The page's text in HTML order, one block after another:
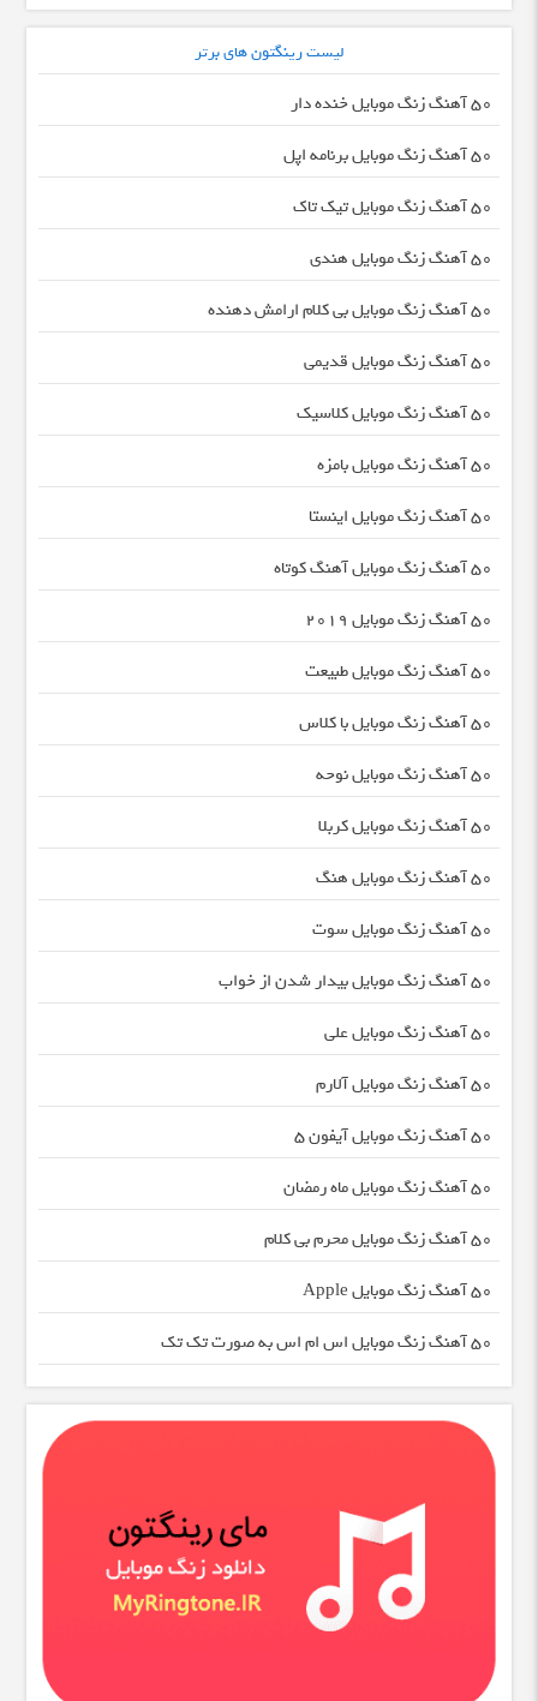
لیست رینگتون های برتر
50 آهنگ زنگ موبایل خنده دار
50 آهنگ زنگ موبایل برنامه اپل
50 آهنگ زنگ موبایل تیک تاک
50 آهنگ زنگ موبایل هندی
50 آهنگ زنگ موبایل بی کلام ارامش دهنده
50 آهنگ زنگ موبایل قدیمی
50 آهنگ زنگ موبایل کلاسیک
50 آهنگ زنگ موبایل بامزه
50 آهنگ زنگ موبایل اینستا
50 آهنگ زنگ موبایل آهنگ کوتاه
50 آهنگ زنگ موبایل 2019
50 آهنگ زنگ موبایل طبیعت
50 آهنگ زنگ موبایل با کلاس
50 آهنگ زنگ موبایل نوحه
50 آهنگ زنگ موبایل کربلا
50 آهنگ زنگ موبایل هنگ
50 آهنگ زنگ موبایل سوت
50 آهنگ زنگ موبایل بیدار شدن از خواب
50 آهنگ زنگ موبایل علی
50 آهنگ زنگ موبایل آلارم
50 آهنگ زنگ موبایل آیفون 5
50 آهنگ زنگ موبایل ماه رمضان
50 آهنگ زنگ موبایل محرم بی کلام
50 آهنگ زنگ موبایل Apple
50 آهنگ زنگ موبایل اس ام اس به صورت تک تک